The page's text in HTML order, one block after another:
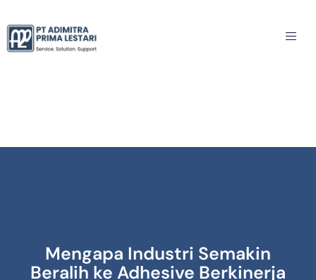
Mengapa Industri Semakin
Beralih ke Adhesive Berkinerja